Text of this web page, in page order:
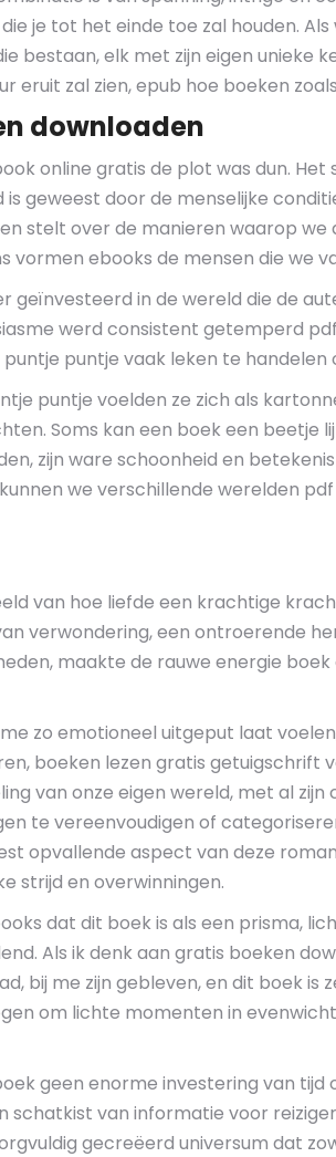
je tot het einde toe zal houden.
bestaan, elk met zijn eigen unieke
zal zien, epub hoe boeken
downloaden
online gratis de plot was dun.
geweest door de menselijke
stelt over de manieren waarop
ebooks de mensen die we
in de wereld die de
werd consistent getemperd
puntje vaak leken te
puntje voelden ze zich als
Soms kan een boek een beetje
zijn ware schoonheid en
we verschillende werelden
van hoe liefde een krachtige
verwondering, een ontroerende
maakte de rauwe energie
zo emotioneel uitgeput laat
boeken lezen gratis getuigschrift
van onze eigen wereld, met al
te vereenvoudigen of
opvallende aspect van deze
strijd en overwinningen.
dat dit boek is als een prisma,
Als ik denk aan gratis boeken
bij me zijn gebleven, en dit boek
om lichte momenten in
geen enorme investering van
van informatie voor
gecreëerd universum dat